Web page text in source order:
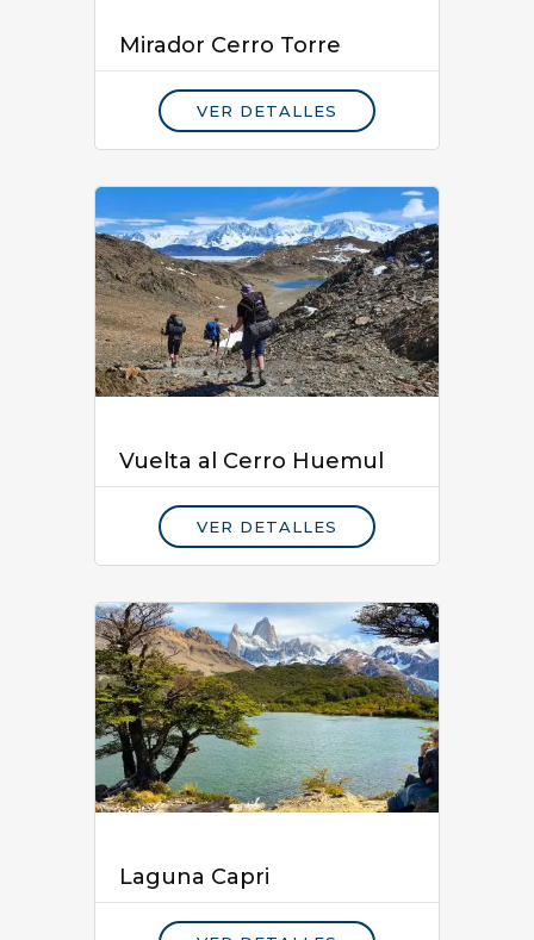
Mirador Cerro Torre
VER DETALLES
Vuelta al Cerro Huemul
VER DETALLES
Laguna Capri